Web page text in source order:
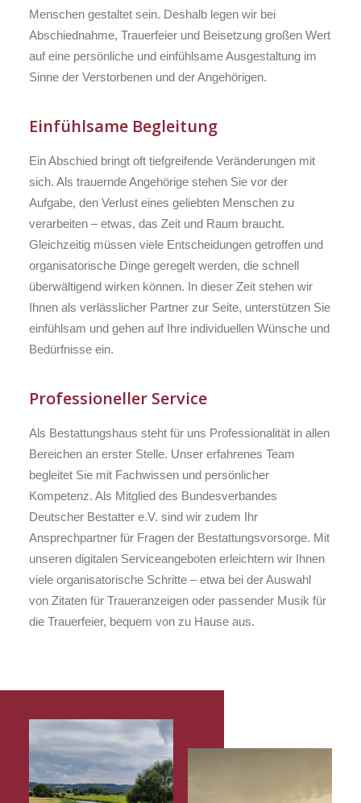
Menschen gestaltet sein. Deshalb legen wir bei
Abschiednahme, Trauerfeier und Beisetzung großen Wert
auf eine persönliche und einfühlsame Ausgestaltung im
Sinne der Verstorbenen und der Angehörigen.
Einfühlsame Begleitung
Ein Abschied bringt oft tiefgreifende Veränderungen mit
sich. Als trauernde Angehörige stehen Sie vor der
Aufgabe, den Verlust eines geliebten Menschen zu
verarbeiten – etwas, das Zeit und Raum braucht.
Gleichzeitig müssen viele Entscheidungen getroffen und
organisatorische Dinge geregelt werden, die schnell
überwältigend wirken können. In dieser Zeit stehen wir
Ihnen als verlässlicher Partner zur Seite, unterstützen Sie
einfühlsam und gehen auf Ihre individuellen Wünsche und
Bedürfnisse ein.
Professioneller Service
Als Bestattungshaus steht für uns Professionalität in allen
Bereichen an erster Stelle. Unser erfahrenes Team
begleitet Sie mit Fachwissen und persönlicher
Kompetenz. Als Mitglied des Bundesverbandes
Deutscher Bestatter e.V. sind wir zudem Ihr
Ansprechpartner für Fragen der Bestattungsvorsorge. Mit
unseren digitalen Serviceangeboten erleichtern wir Ihnen
viele organisatorische Schritte – etwa bei der Auswahl
von Zitaten für Traueranzeigen oder passender Musik für
die Trauerfeier, bequem von zu Hause aus.